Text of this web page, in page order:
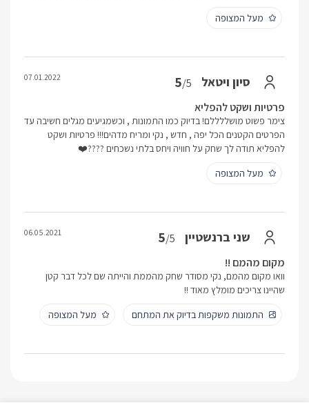
מעל המצופה
סיון ויטאל 5/5
07.01.2022
פרטיות ושקט להפליא
צימר פשוט מושללללם! בדיוק כמו התמונות , וכשמגיעים מגלים חשיבה עד
הפרטים הקטנים הכל יפה , חדש , נקי ומריח מדהים!!! פרטיות ושקט
להפליא תודה לך שחק על חוויה ויחס בלתי נשכחים ????❤️
מעל המצופה
שני ברנשטיין 5/5
06.05.2021
מקום מהמם !!
וואו מקום מהמם, נקי מסודר שחק מהממת והייתה שם לכל דבר קטן
שהיינו צריכים מומלץ מאוד !!
התמונות משקפות בדיוק את המתחם
מעל המצופה